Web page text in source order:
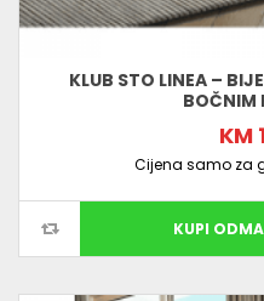
KLUB STO LINEA –
BOČNIM
KM
Cijena samo za
KUPI